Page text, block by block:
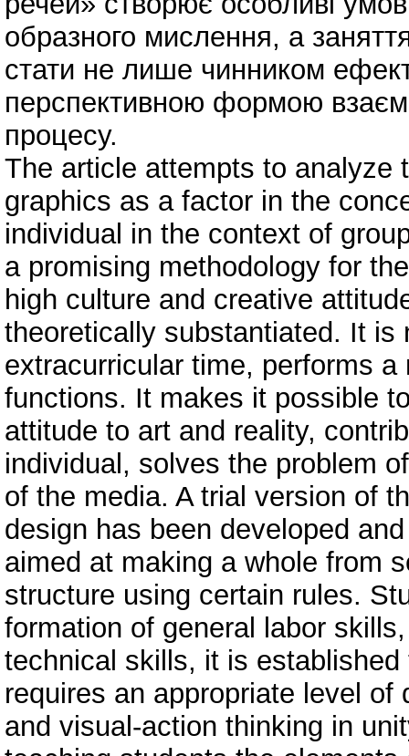
образного мислення, а
стати не лише чинником
перспективною формою
процесу.
The article attempts to analyze
graphics as a factor in the
individual in the context of
a promising methodology for
high culture and creative
theoretically substantiated. It is
extracurricular time, performs
functions. It makes it possible
attitude to art and reality,
individual, solves the problem
of the media. A trial version of
design has been developed
aimed at making a whole from
structure using certain rules.
formation of general labor
technical skills, it is
requires an appropriate level
and visual-action thinking in